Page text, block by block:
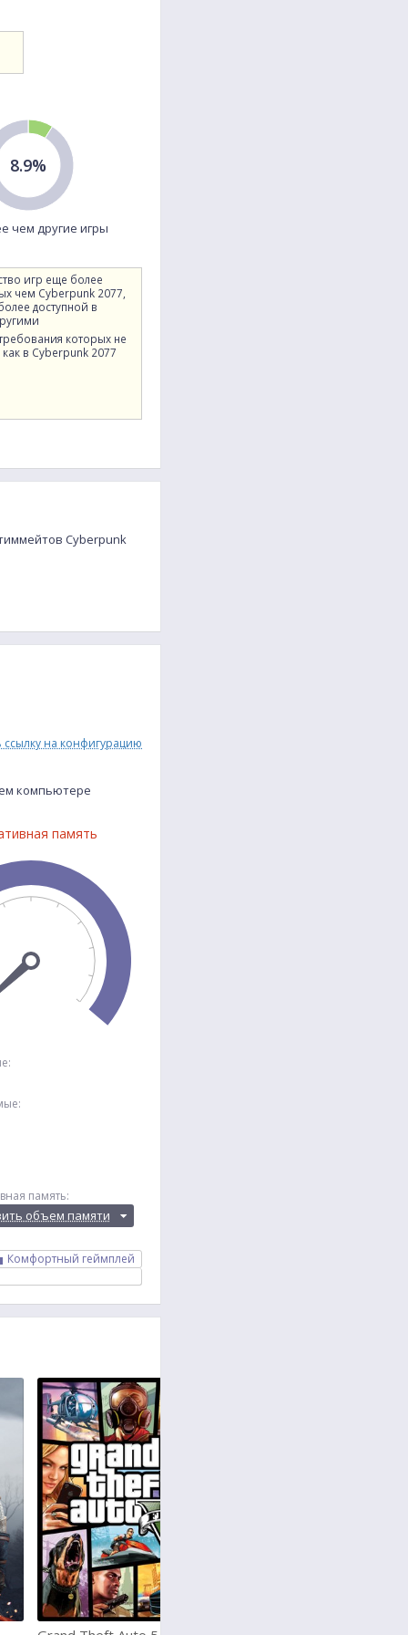
8.9%
чем другие игры
игр еще более
чем Cyberpunk 2077,
доступной в
которых не
в Cyberpunk 2077
Cyberpunk
ссылку на конфигурацию
компьютере
память
память:
объем памяти
Комфортный геймплей